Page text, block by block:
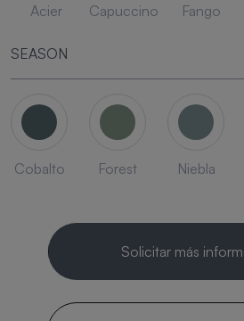
Acier Capuccino Fango
SEASON
Cobalto Forest Niebla
Solicitar más